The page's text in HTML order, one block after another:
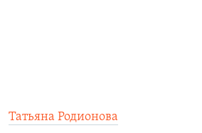
Татьяна Родионова